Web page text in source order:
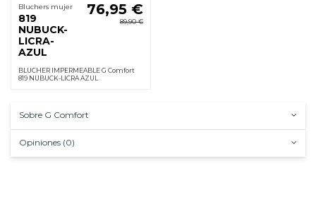
Bluchers mujer
819
NUBUCK-
LICRA-
AZUL
76,95 €
89,90 €
BLUCHER IMPERMEABLE G Comfort
819 NUBUCK-LICRA AZUL
Sobre G Comfort
Opiniones (0)